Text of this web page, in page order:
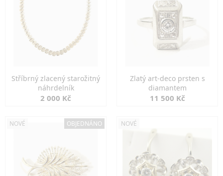
Stříbrný zlacený starožitný
náhrdelník
2 000 Kč
Zlatý art-deco prsten s
diamantem
11 500 Kč
NOVÉ OBJEDNÁNO NOVÉ